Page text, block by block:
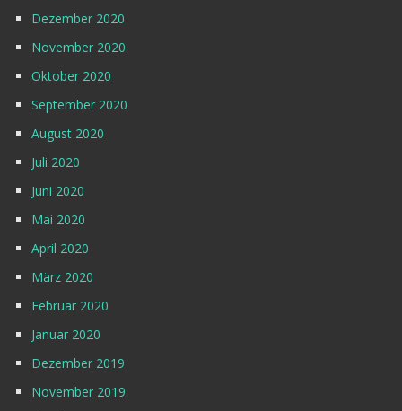
Dezember 2020
November 2020
Oktober 2020
September 2020
August 2020
Juli 2020
Juni 2020
Mai 2020
April 2020
März 2020
Februar 2020
Januar 2020
Dezember 2019
November 2019